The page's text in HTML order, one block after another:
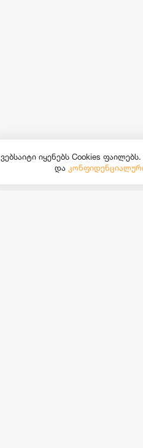
ვებსაიტი იყენებს Cookies
და